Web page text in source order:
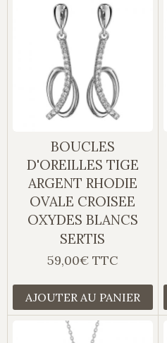
BOUCLES
D'OREILLES TIGE
ARGENT RHODIE
OVALE CROISEE
OXYDES BLANCS
SERTIS
59,00€ TTC
AJOUTER AU PANIER